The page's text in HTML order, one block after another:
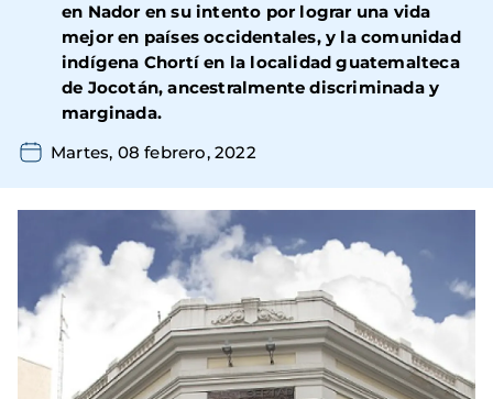
en Nador en su intento por lograr una vida
mejor en países occidentales, y la comunidad
indígena Chortí en la localidad guatemalteca
de Jocotán, ancestralmente discriminada y
marginada.
Martes, 08 febrero, 2022